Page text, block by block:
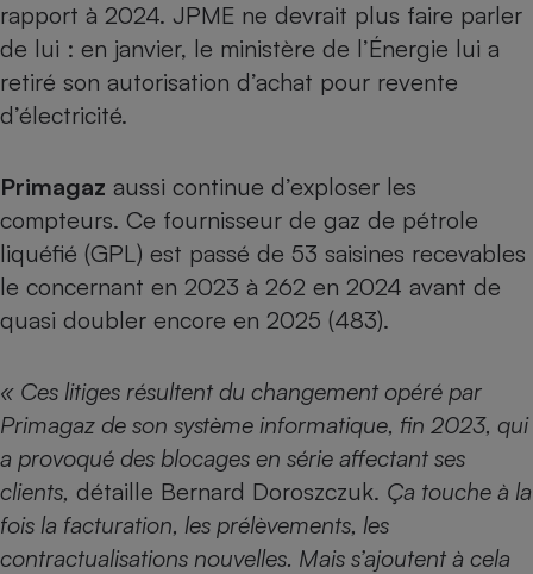
rapport à 2024. JPME ne devrait plus faire parler
de lui : en janvier, le ministère de l’Énergie lui a
retiré son autorisation d’achat pour revente
d’électricité.
Primagaz aussi continue d’exploser les
compteurs. Ce fournisseur de gaz de pétrole
liquéfié (GPL) est passé de 53 saisines recevables
le concernant en 2023 à 262 en 2024 avant de
quasi doubler encore en 2025 (483).
« Ces litiges résultent du changement opéré par
Primagaz de son système informatique, fin 2023, qui
a provoqué des blocages en série affectant ses
clients, détaille Bernard Doroszczuk. Ça touche à la
fois la facturation, les prélèvements, les
contractualisations nouvelles. Mais s’ajoutent à cela